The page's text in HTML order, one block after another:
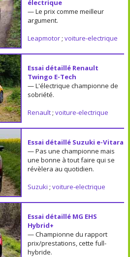
électrique
— Le prix comme meilleur
argument.
Leapmotor; voiture-electrique
Essai détaillé Renault
Twingo E-Tech
— L'électrique championne de
sobriété.
Renault; voiture-electrique
Essai détaillé Suzuki e-Vitara
— Pas une championne mais
une bonne à tout faire qui se
révèlera au quotidien.
Suzuki ; voiture-electrique
Essai détaillé MG EHS
Hybrid+
— Championne du rapport
prix/prestations, cette full-
hybride.